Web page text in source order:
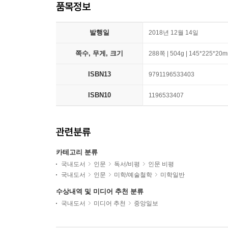
품목정보
발행일 2018년 12월 14일
쪽수, 무게, 크기 288쪽 | 504g |
ISBN13 9791196533403
ISBN10 1196533407
관련분류
카테고리 분류
국내도서 인문 독서/비평
인문 비평
국내도서
인문 미학/예술철학 미학일반
수상내역 및 미디어 추천 분류
국내도서 미디어 추천 중앙일보